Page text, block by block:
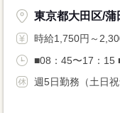
東京都大田区/蒲
時給1,750円～
■08：45〜17：15
週5日勤務（土日